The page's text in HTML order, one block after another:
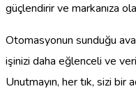
güçlendirir ve markanıza
Otomasyonun sunduğu
işinizi daha eğlenceli ve
Unutmayın, her tık, sizi bir